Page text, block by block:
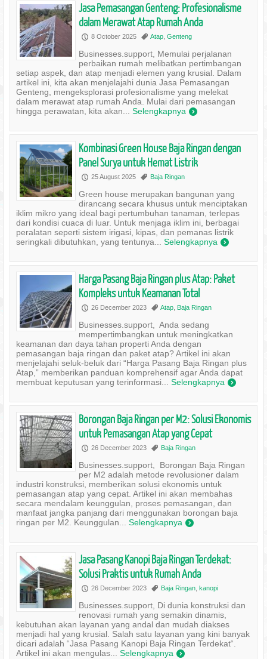
Jasa Pemasangan Genteng: Profesionalisme
dalam Merawat Atap Rumah Anda
P 8 October 2025 , Atap, Genteng
Businesses.support, Memulai perjalanan
perbaikan rumah melibatkan pertimbangan
setiap aspek, dan atap menjadi elemen yang krusial. Dalam
artikel ini, kita akan menjelajahi dunia Jasa Pemasangan
Genteng, mengeksplorasi profesionalisme yang melekat
dalam merawat atap rumah Anda. Mulai dari pemasangan
hingga perawatan, kita akan... Selengkapnya )
Kombinasi Green House Baja Ringan dengan
Panel Surya untuk Hemat Listrik
P 25 August 2025 , Baja Ringan
Green house merupakan bangunan yang
dirancang secara khusus untuk menciptakan
iklim mikro yang ideal bagi pertumbuhan tanaman, terlepas
dari kondisi cuaca di luar. Untuk menjaga iklim ini, berbagai
peralatan seperti sistem irigasi, kipas, dan pemanas listrik
seringkali dibutuhkan, yang tentunya... Selengkapnya )
Harga Pasang Baja Ringan plus Atap: Paket
Kompleks untuk Keamanan Total
P 26 December 2023 , Atap, Baja Ringan
Businesses.support, Anda sedang
mempertimbangkan untuk meningkatkan
keamanan dan daya tahan properti Anda dengan
pemasangan baja ringan dan paket atap? Artikel ini akan
menjelajahi seluk-beluk dari “Harga Pasang Baja Ringan plus
Atap,” memberikan panduan komprehensif agar Anda dapat
membuat keputusan yang terinformasi... Selengkapnya )
Borongan Baja Ringan per M2: Solusi Ekonomis
untuk Pemasangan Atap yang Cepat
P 26 December 2023 , Baja Ringan
Businesses.support, Borongan Baja Ringan
per M2 adalah metode revolusioner dalam
industri konstruksi, memberikan solusi ekonomis untuk
pemasangan atap yang cepat. Artikel ini akan membahas
secara mendalam keunggulan, proses pemasangan, dan
manfaat jangka panjang dari menggunakan borongan baja
ringan per M2. Keunggulan... Selengkapnya )
Jasa Pasang Kanopi Baja Ringan Terdekat:
Solusi Praktis untuk Rumah Anda
P 26 December 2023 , Baja Ringan, kanopi
Businesses.support, Di dunia konstruksi dan
renovasi rumah yang semakin dinamis,
kebutuhan akan layanan yang andal dan mudah diakses
menjadi hal yang krusial. Salah satu layanan yang kini banyak
dicari adalah “Jasa Pasang Kanopi Baja Ringan Terdekat“.
Artikel ini akan mengulas... Selengkapnya )